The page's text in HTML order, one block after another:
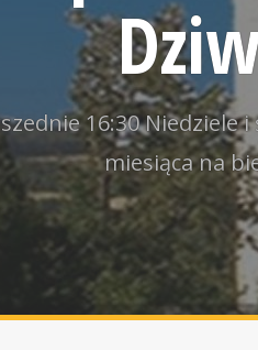
16:30
miesiąca na